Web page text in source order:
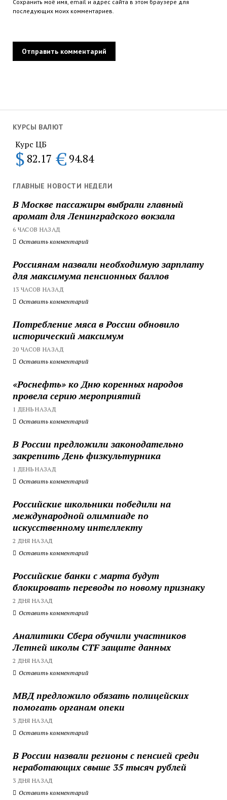
КУРСЫ ВАЛЮТ
Курс ЦБ
$ 82.17 € 94.84
ГЛАВНЫЕ НОВОСТИ НЕДЕЛИ
В Москве пассажиры выбрали главный
аромат для Ленинградского вокзала
6 ЧАСОВ НАЗАД
Оставить комментарий
Россиянам назвали необходимую зарплату
для максимума пенсионных баллов
13 ЧАСОВ НАЗАД
Оставить комментарий
Потребление мяса в России обновило
исторический максимум
20 ЧАСОВ НАЗАД
Оставить комментарий
«Роснефть» ко Дню коренных народов
провела серию мероприятий
1 ДЕНЬ НАЗАД
Оставить комментарий
В России предложили законодательно
закрепить День физкультурника
1 ДЕНЬ НАЗАД
Оставить комментарий
Российские школьники победили на
международной олимпиаде по
искусственному интеллекту
2 ДНЯ НАЗАД
Оставить комментарий
Российские банки с марта будут
блокировать переводы по новому признаку
2 ДНЯ НАЗАД
Оставить комментарий
Аналитики Сбера обучили участников
Летней школы CTF защите данных
2 ДНЯ НАЗАД
Оставить комментарий
МВД предложило обязать полицейских
помогать органам опеки
3 ДНЯ НАЗАД
Оставить комментарий
В России назвали регионы с пенсией среди
неработающих свыше 35 тысяч рублей
3 ДНЯ НАЗАД
Оставить комментарий
Сохранить моё имя, email и адрес сайта в этом браузере для
последующих моих комментариев.